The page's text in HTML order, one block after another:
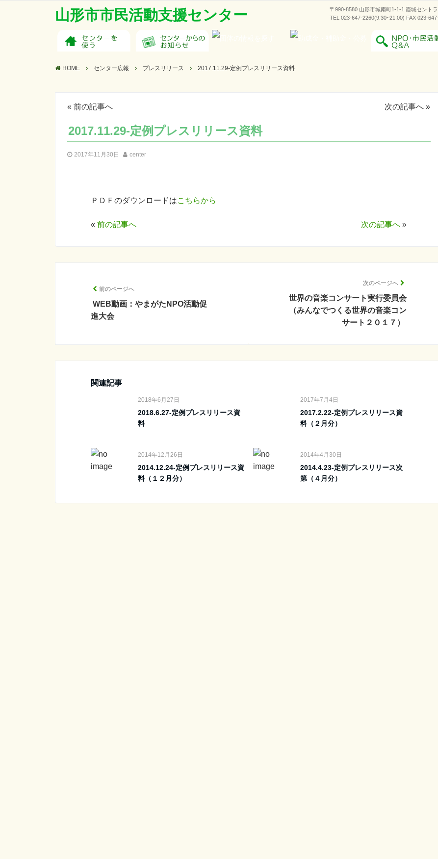
山形市市民活動支援センター
〒990-8580 山形市城南町1-1-1 霞城セント
TEL 023-647-2260(9:30~21:00) FAX 023-
HOME センター広報 プレスリリース 2017.11.29-定例プレスリリース資料
« 前の記事へ 次の記事へ »
2017.11.29-定例プレスリリース資料
2017年11月30日 center
ＰＤＦのダウンロードはこちらから
« 前の記事へ 次の記事へ »
前のページへ
WEB動画：やまがたNPO活動促
進大会
次のページへ
世界の音楽コンサート実行委員会
（みんなでつくる世界の音楽コン
サート２０１７）
関連記事
2018年6月27日
2018.6.27-定例プレスリリース資
料
2017年7月4日
2017.2.22-定例プレスリリース資
料（２月分）
2014年12月26日
2014.12.24-定例プレスリリース資
料（１２月分）
2014年4月30日
2014.4.23-定例プレスリリース次
第（４月分）